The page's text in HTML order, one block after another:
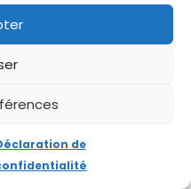
de
. Voici
efficacement le
:
quotidien en
et de vos